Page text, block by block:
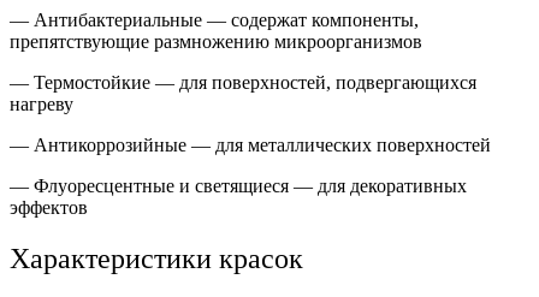
— Антибактериальные — содержат компоненты,
препятствующие размножению микроорганизмов
— Термостойкие — для поверхностей, подвергающихся
нагреву
— Антикоррозийные — для металлических поверхностей
— Флуоресцентные и светящиеся — для декоративных
эффектов
Характеристики красок